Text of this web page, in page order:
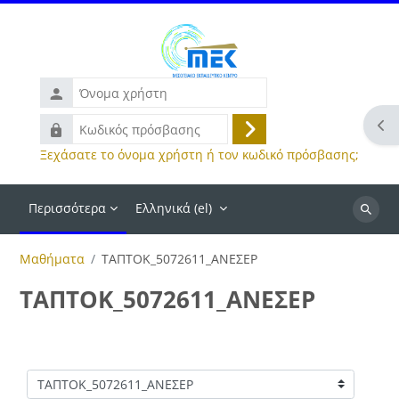
Όνομα
χρήστη
Κωδικός
πρόσβασης
Σύνδεση
Ξεχάσατε το όνομα χρήστη ή τον κωδικό πρόσβασης;
Περισσότερα Ελληνικά ‎(el)‎
Μαθήματα ΤΑΠΤΟΚ_5072611_ΑΝΕΣΕΡ
ΤΑΠΤΟΚ_5072611_ΑΝΕΣΕΡ
Κατηγορίες μαθημάτων